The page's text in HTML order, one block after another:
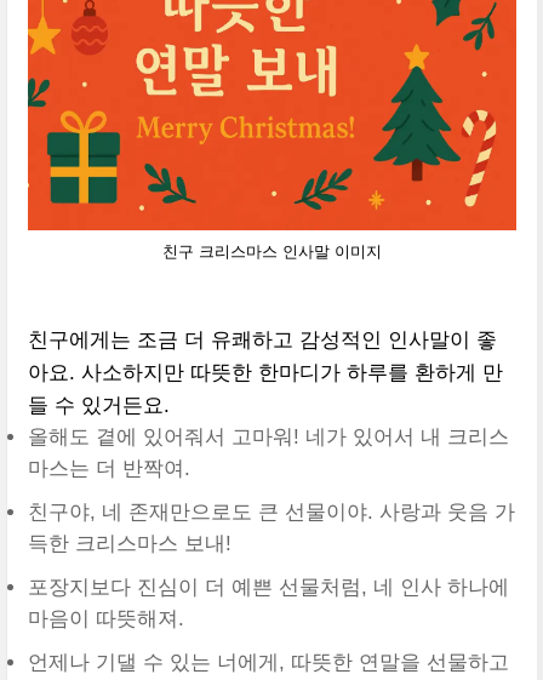
친구 크리스마스 인사말 이미지
친구에게는 조금 더 유쾌하고 감성적인 인사말이 좋
아요. 사소하지만 따뜻한 한마디가 하루를 환하게 만
들 수 있거든요.
올해도 곁에 있어줘서 고마워! 네가 있어서 내 크리스
마스는 더 반짝여.
친구야, 네 존재만으로도 큰 선물이야. 사랑과 웃음 가
득한 크리스마스 보내!
포장지보다 진심이 더 예쁜 선물처럼, 네 인사 하나에
마음이 따뜻해져.
언제나 기댈 수 있는 너에게, 따뜻한 연말을 선물하고